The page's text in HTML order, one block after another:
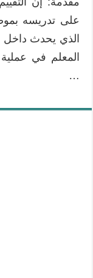
على تدريسه
الذي يحدث داخل
المعلم في
…